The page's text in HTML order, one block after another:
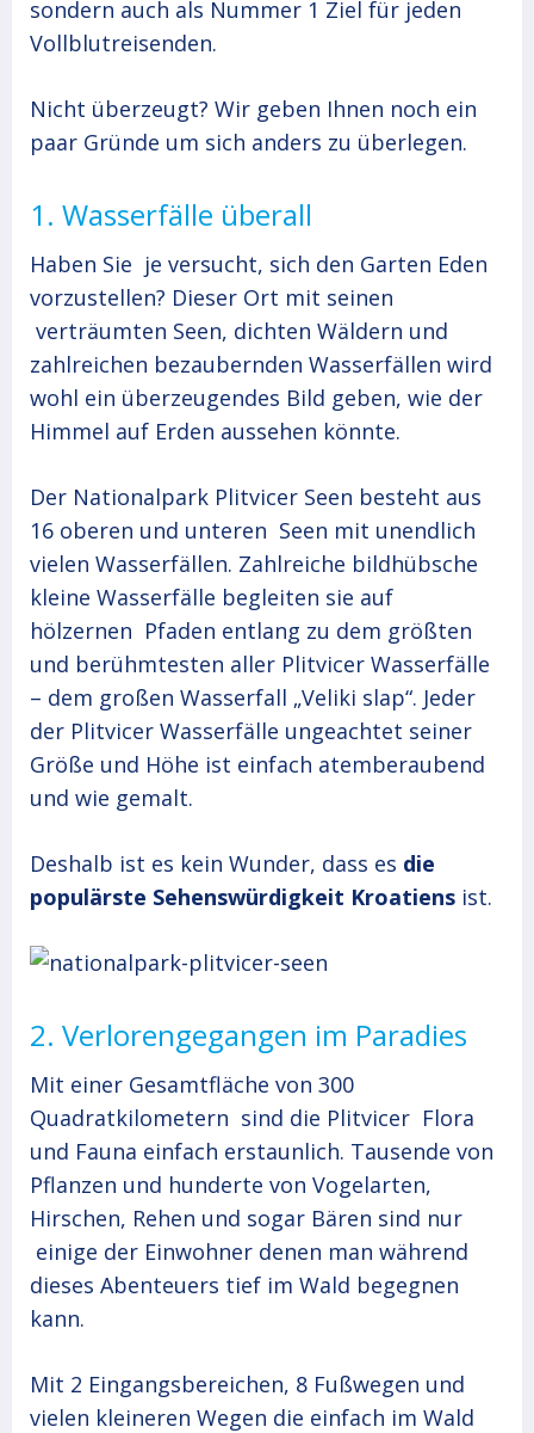
sondern auch als Nummer 1 Ziel für jeden
Vollblutreisenden.
Nicht überzeugt? Wir geben Ihnen noch ein
paar Gründe um sich anders zu überlegen.
1. Wasserfälle überall
Haben Sie je versucht, sich den Garten Eden
vorzustellen? Dieser Ort mit seinen
verträumten Seen, dichten Wäldern und
zahlreichen bezaubernden Wasserfällen wird
wohl ein überzeugendes Bild geben, wie der
Himmel auf Erden aussehen könnte.
Der Nationalpark Plitvicer Seen besteht aus
16 oberen und unteren Seen mit unendlich
vielen Wasserfällen. Zahlreiche bildhübsche
kleine Wasserfälle begleiten sie auf
hölzernen Pfaden entlang zu dem größten
und berühmtesten aller Plitvicer Wasserfälle
– dem großen Wasserfall „Veliki slap“. Jeder
der Plitvicer Wasserfälle ungeachtet seiner
Größe und Höhe ist einfach atemberaubend
und wie gemalt.
Deshalb ist es kein Wunder, dass es die
populärste Sehenswürdigkeit Kroatiens ist.
2. Verlorengegangen im Paradies
Mit einer Gesamtfläche von 300
Quadratkilometern sind die Plitvicer Flora
und Fauna einfach erstaunlich. Tausende von
Pflanzen und hunderte von Vogelarten,
Hirschen, Rehen und sogar Bären sind nur
einige der Einwohner denen man während
dieses Abenteuers tief im Wald begegnen
kann.
Mit 2 Eingangsbereichen, 8 Fußwegen und
vielen kleineren Wegen die einfach im Wald